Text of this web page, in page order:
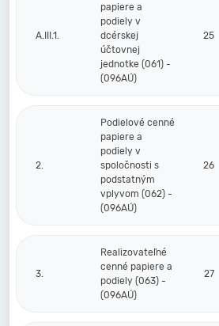
A.III.1.
papiere a
podiely v
dcérskej
účtovnej
jednotke (061) -
(096AÚ)
25
2.
Podielové cenné
papiere a
podiely v
spoločnosti s
podstatným
vplyvom (062) -
(096AÚ)
26
3.
Realizovateľné
cenné papiere a
podiely (063) -
(096AÚ)
27